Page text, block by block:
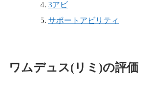
3アビ
サポートアビリティ
ワムデュス(リミ)の評価